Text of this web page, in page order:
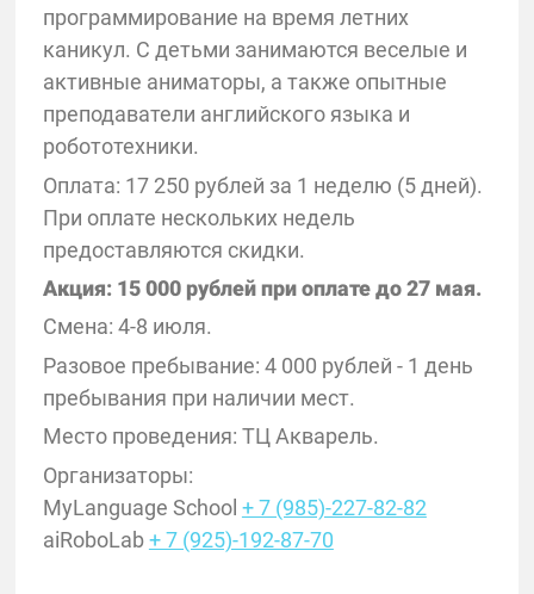
программирование на время летних
каникул. С детьми занимаются веселые и
активные аниматоры, а также опытные
преподаватели английского языка и
робототехники.
Оплата: 17 250 рублей за 1 неделю (5 дней).
При оплате нескольких недель
предоставляются скидки.
Акция: 15 000 рублей при оплате до 27 мая.
Смена: 4-8 июля.
Разовое пребывание: 4 000 рублей - 1 день
пребывания при наличии мест.
Место проведения: ТЦ Акварель.
Организаторы:
MyLanguage School + 7 (985)-227-82-82
aiRoboLab+ 7 (925)-192-87-70